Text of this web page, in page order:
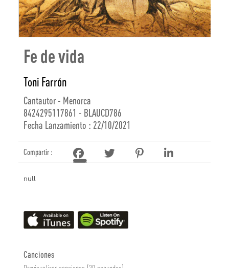
Fe de vida
Toni Farrón
Cantautor - Menorca
8424295117861 - BLAUCD786
Fecha Lanzamiento : 22/10/2021
Compartir :
null
Canciones